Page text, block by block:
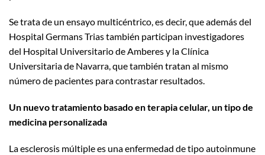
Se trata de un ensayo multicéntrico, es decir, que además del
Hospital Germans Trias también participan investigadores
del Hospital Universitario de Amberes y la Clínica
Universitaria de Navarra, que también tratan al mismo
número de pacientes para contrastar resultados.
Un nuevo tratamiento basado en terapia celular, un tipo de
medicina personalizada
La esclerosis múltiple es una enfermedad de tipo autoinmune